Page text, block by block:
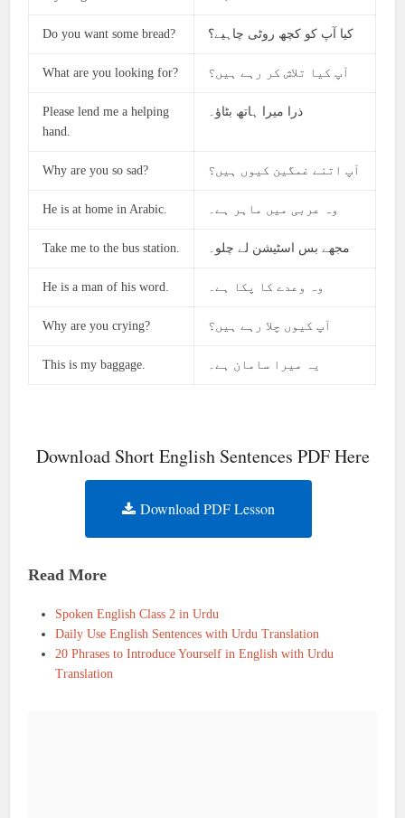
Do you want some bread? کیا آپ کو کچھ روٹی چاہیے؟
What are you looking for? آپ کیا تلاش کر رہے ہیں؟
Please lend me a helping
hand.
ذرا میرا ہاتھ بٹاؤ۔
Why are you so sad? آپ اتنے غمگین کیوں ہیں؟
He is at home in Arabic. وہ عربی میں ماہر ہے۔
Take me to the bus station. مجھے بس اسٹیشن لے چلو۔
He is a man of his word. وہ وعدے کا پکا ہے۔
Why are you crying? آپ کیوں چلا رہے ہیں؟
This is my baggage. یہ میرا سامان ہے۔
Download Short English Sentences PDF Here
Download PDF Lesson
Read More
Spoken English Class 2 in Urdu
Daily Use English Sentences with Urdu Translation
20 Phrases to Introduce Yourself in English with Urdu
Translation